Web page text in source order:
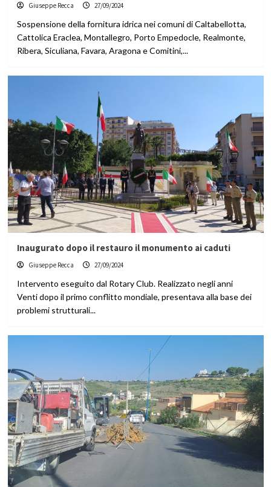
Giuseppe Recca 27/09/2024
Sospensione della fornitura idrica nei comuni di Caltabellotta,
Cattolica Eraclea, Montallegro, Porto Empedocle, Realmonte,
Ribera, Siculiana, Favara, Aragona e Comitini,...
Inaugurato dopo il restauro il monumento ai caduti
Giuseppe Recca 27/09/2024
Intervento eseguito dal Rotary Club. Realizzato negli anni
Venti dopo il primo conflitto mondiale, presentava alla base dei
problemi strutturali...